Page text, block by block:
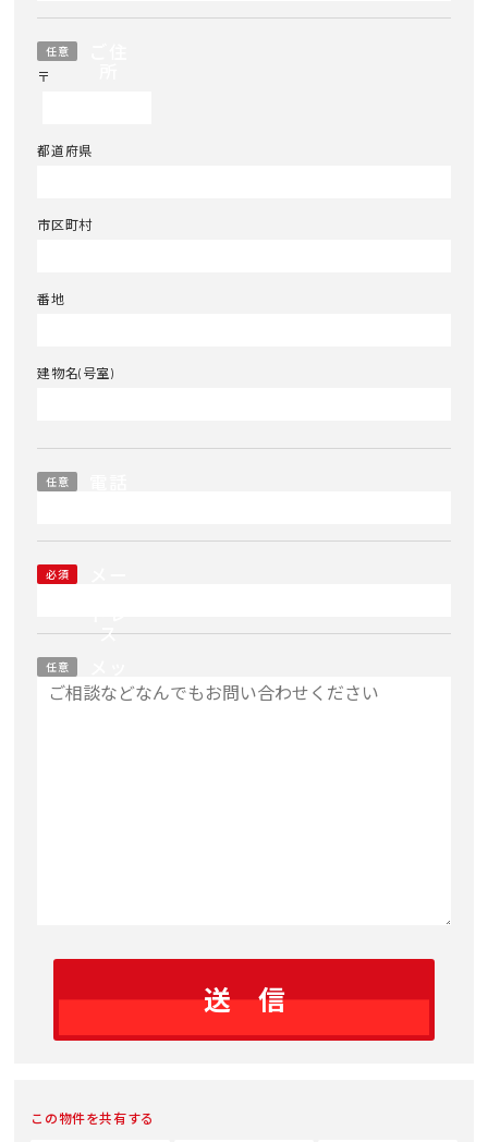
任意
〒
都道府県
市区町村
番地
建物名(号室)
任意
必須
ス
任意
セー
ジ
この物件を共有する